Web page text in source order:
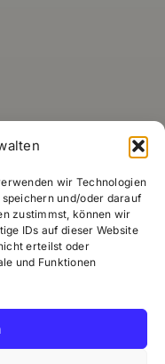
wir Technologien
und/oder darauf
zustimmst, können wir
IDs auf dieser Website
erteilst oder
und Funktionen